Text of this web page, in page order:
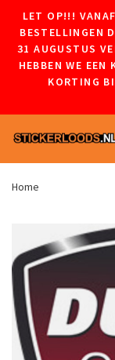
LET OP!!!
BESTELLINGEN
31 AUGUSTUS
HEBBEN WE
KORTING
Home